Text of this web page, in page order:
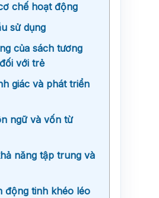
chế hoạt động
sử dụng
của sách tương
với trẻ
giác và phát triển
ngữ và vốn từ
năng tập trung và
động tinh khéo léo